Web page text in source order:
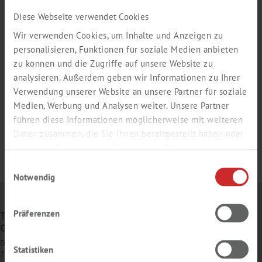
Diese Webseite verwendet Cookies
Wir verwenden Cookies, um Inhalte und Anzeigen zu
personalisieren, Funktionen für soziale Medien anbieten
zu können und die Zugriffe auf unsere Website zu
analysieren. Außerdem geben wir Informationen zu Ihrer
Verwendung unserer Website an unsere Partner für soziale
Medien, Werbung und Analysen weiter. Unsere Partner
führen diese Informationen möglicherweise mit weiteren
Daten zusammen, die Sie ihnen bereitgestellt haben oder
die sie im Rahmen Ihrer Nutzung der Dienste gesammelt
Notwendig
Präferenzen
Statistiken
TH. GEYER
GMBH & CO. KG
Dornierstr. 4–6
71272 Renningen